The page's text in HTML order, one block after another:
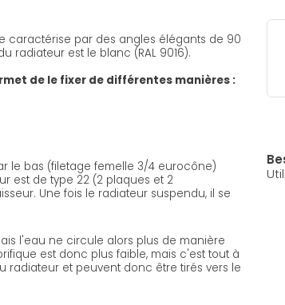
caractérise par des angles élégants de 90
radiateur est le blanc (RAL 9016).
de le fixer de différentes manières :
le bas (filetage femelle 3/4 eurocône)
est de type 22 (2 plaques et 2
Une fois le radiateur suspendu, il se
l'eau ne circule alors plus de manière
est donc plus faible, mais c'est tout à
radiateur et peuvent donc être tirés vers le